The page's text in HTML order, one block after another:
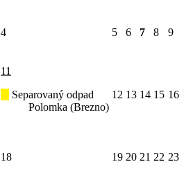
4 5 6 7 8 9
11
Separovaný odpad
Polomka (Brezno)
12 13 14 15 16
18 19 20 21 22 23